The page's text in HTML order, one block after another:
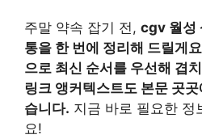
주말 약속 잡기 전, cgv 월성
통을 한 번에 정리해 드릴게
으로 최신 순서를 우선해 겹
링크 앵커텍스트도 본문 곳
습니다. 지금 바로 필요한 정
요!